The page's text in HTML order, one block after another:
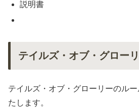
説明書
テイルズ・オブ・グロー
テイルズ・オブ・グローリーのル
たします。